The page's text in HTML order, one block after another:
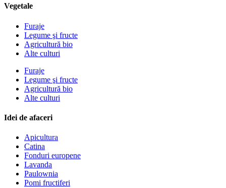
Vegetale
Furaje
Legume şi fructe
Agricultură bio
Alte culturi
Furaje
Legume şi fructe
Agricultură bio
Alte culturi
Idei de afaceri
Apicultura
Catina
Fonduri europene
Lavanda
Paulownia
Pomi fructiferi